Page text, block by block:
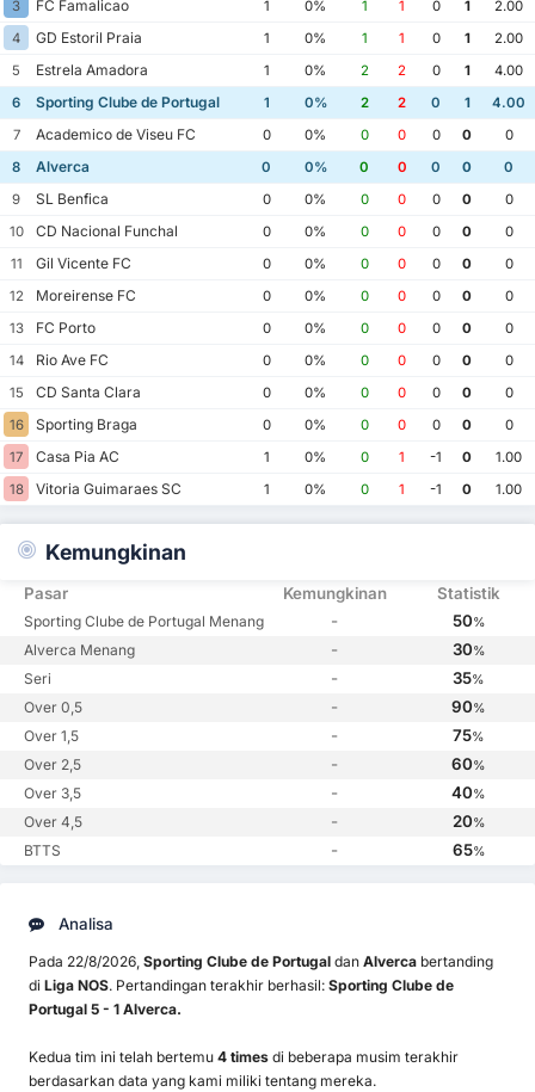
3
FC Famalicao 1 0% 1 1 0 1
2.00
4
GD Estoril Praia 1 0% 1 1 0 1
2.00
5
Estrela Amadora 1 0% 2 2 0 1
4.00
6
Sporting Clube de Portugal 1 0% 2 2 0 1
4.00
7
Academico de Viseu FC 0 0% 0 0 0 0
0
8
Alverca 0 0% 0 0 0 0
0
9
SL Benfica 0 0% 0 0 0 0
0
10
CD Nacional Funchal 0 0% 0 0 0 0
0
11
Gil Vicente FC 0 0% 0 0 0 0
0
12
Moreirense FC 0 0% 0 0 0 0
0
13
FC Porto 0 0% 0 0 0 0
0
14
Rio Ave FC 0 0% 0 0 0 0
0
15
CD Santa Clara 0 0% 0 0 0 0
0
16
Sporting Braga 0 0% 0 0 0 0
0
17
Casa Pia AC 1 0% 0 1 -1 0
1.00
18
Vitoria Guimaraes SC 1 0% 0 1 -1 0 1.00
Kemungkinan
Pasar Kemungkinan Statistik
Sporting Clube de Portugal Menang - 50%
Alverca Menang - 30%
Seri - 35%
Over 0,5 - 90%
Over 1,5 - 75%
Over 2,5 - 60%
Over 3,5 - 40%
Over 4,5 - 20%
BTTS - 65%
Analisa
Pada 22/8/2026, Sporting Clube de Portugal dan Alverca bertanding
di Liga NOS. Pertandingan terakhir berhasil: Sporting Clube de
Portugal 5 - 1 Alverca.
Kedua tim ini telah bertemu 4 times di beberapa musim terakhir
berdasarkan data yang kami miliki tentang mereka.